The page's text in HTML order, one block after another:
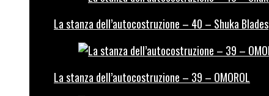
La stanza dell’autocostruzione – 40 – Shuka Blades
La stanza dell’autocostruzione – 39 – OMOROL